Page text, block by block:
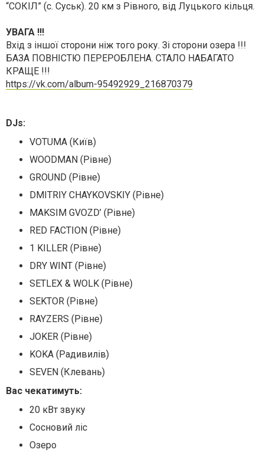
“СОКІЛ” (с. Суськ). 20 км з Рівного, від Луцького кільця.
УВАГА !!!
Вхід з іншої сторони ніж того року. Зі сторони озера !!!
БАЗА ПОВНІСТЮ ПЕРЕРОБЛЕНА. СТАЛО НАБАГАТО
КРАЩЕ !!!
https://vk.com/album-95492929_216870379
DJs:
VOTUMA (Київ)
WOODMAN (Рівне)
GROUND (Рівне)
DMITRIY CHAYKOVSKIY (Рівне)
MAKSIM GVOZD’ (Рівне)
RED FACTION (Рівне)
1 KILLER (Рівне)
DRY WINT (Рівне)
SETLEX & WOLK (Рівне)
SEKTOR (Рівне)
RAYZERS (Рівне)
JOKER (Рівне)
KOKA (Радивилів)
SEVEN (Клевань)
Вас чекатимуть:
20 кВт звуку
Сосновий ліс
Озеро